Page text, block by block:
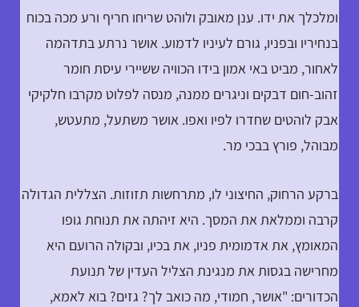
ומלכלך את ידו. ענן מאובק ולוהט שריחו חריף ורע מכה בכוח
בנחיריו ובפניו, גורם לעיניו לדמוע. אושר נרתע בתדהמה
לאחור, מביט באי אמון בידו הכוויה ששיירי עיסת חומר
זהוב-חום דבקים וניגרים ממנה, מנסה לפלוט מקרבו חלקיקי
אבק לוהטים שחדרו לפיו ואפו. אושר משתעל, מתעטש,
מבוהל, פורץ בבכי מר.
ברקע הרחוק, החיצוני לו, מתרחשות תזוזות. הצללית הגדולה
קרבה וממלאת את המסך. היא זיהתה את תנוחת גופו
המאומץ, את אדמומית פניו, את בכיו, ובקולה הרועם היא
מחרישה בגסות את מנגינת הצליל העדין של תנועת
הכדורים: "אושר, חמודי, מה כואב לך? גזים? בוא לאמא,